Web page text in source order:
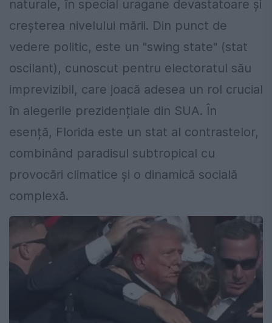
naturale, în special uragane devastatoare și
creșterea nivelului mării. Din punct de
vedere politic, este un "swing state" (stat
oscilant), cunoscut pentru electoratul său
imprevizibil, care joacă adesea un rol crucial
în alegerile prezidențiale din SUA. În
esență, Florida este un stat al contrastelor,
combinând paradisul subtropical cu
provocări climatice și o dinamică socială
complexă.